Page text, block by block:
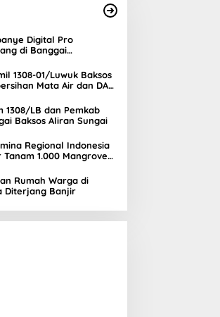
Digital Pro
di Banggai
1308-01/Luwuk Baksos
Mata Air dan DAS
1308/LB dan Pemkab
Baksos Aliran Sungai
Regional Indonesia
Tanam 1.000 Mangrove
Lingkungan
Rumah Warga di
Diterjang Banjir